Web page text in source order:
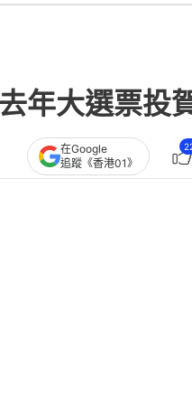
年大選票投
在Google
追蹤《香港01》